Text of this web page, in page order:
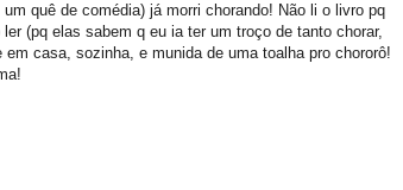
quê de comédia) já morri chorando! Não li o livro pq
(pq elas sabem q eu ia ter um troço de tanto chorar,
casa, sozinha, e munida de uma toalha pro chororô!